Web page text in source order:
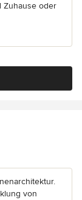
Zuhause oder
von